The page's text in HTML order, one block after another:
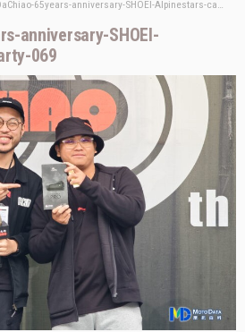
65years-anniversary-SHOEI-Alpinestars-cardo-Party-069
anniversary-SHOEI-
069